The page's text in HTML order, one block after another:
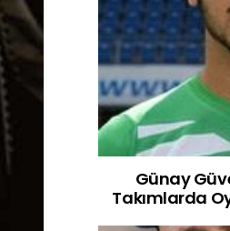
Günay
Takımlarda